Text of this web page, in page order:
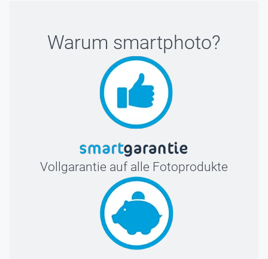
Warum smartphoto?
Vollgarantie auf alle Fotoprodukte